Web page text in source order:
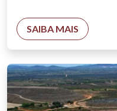
SAIBA MAIS